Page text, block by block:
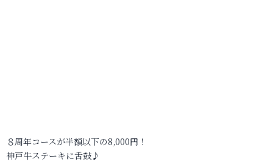
８周年コースが半額以下の8,000円！
神戸牛ステーキに舌鼓♪